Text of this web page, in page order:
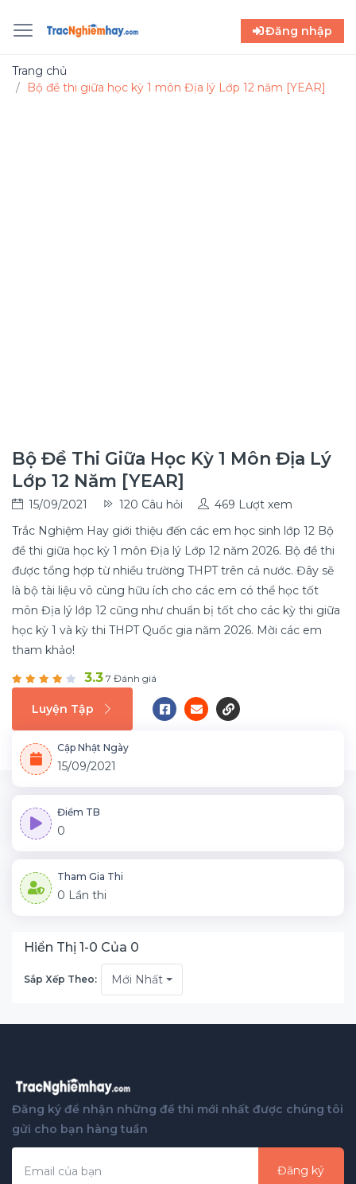
Đăng nhập
Trang chủ
Bộ đề thi giữa học kỳ 1 môn Địa lý Lớp 12 năm [YEAR]
Bộ Đề Thi Giữa Học Kỳ 1 Môn Địa Lý
Lớp 12 Năm [YEAR]
15/09/2021 120 Câu hỏi
469 Lượt xem
Trắc Nghiệm Hay giới thiệu đến các em học sinh lớp 12 Bộ
đề thi giữa học kỳ 1 môn Địa lý Lớp 12 năm 2026. Bộ đề thi
được tổng hợp từ nhiều trường THPT trên cả nước. Đây sẽ
là bộ tài liệu vô cùng hữu ích cho các em có thể học tốt
môn Địa lý lớp 12 cũng như chuẩn bị tốt cho các kỳ thi giữa
học kỳ 1 và kỳ thi THPT Quốc gia năm 2026. Mời các em
tham khảo!
3.3 7 Đánh giá
Luyện Tập
Cập Nhật Ngày
15/09/2021
Điểm TB
0
Tham Gia Thi
0 Lần thi
Hiển Thị 1-0 Của 0
Sắp Xếp Theo: Mới Nhất
Đăng ký để nhận những đề thi mới nhất được chúng tôi
gửi cho bạn hàng tuần
Đăng ký